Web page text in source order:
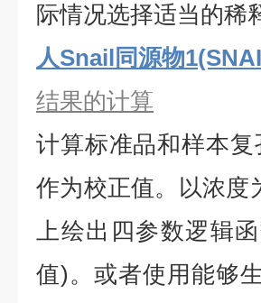
际情况选择适当的稀
人Snail同源物
结果的计算
计算标准品和样本复
作为校正值。以浓度
上绘出四参数逻辑
值)。或者使用能够